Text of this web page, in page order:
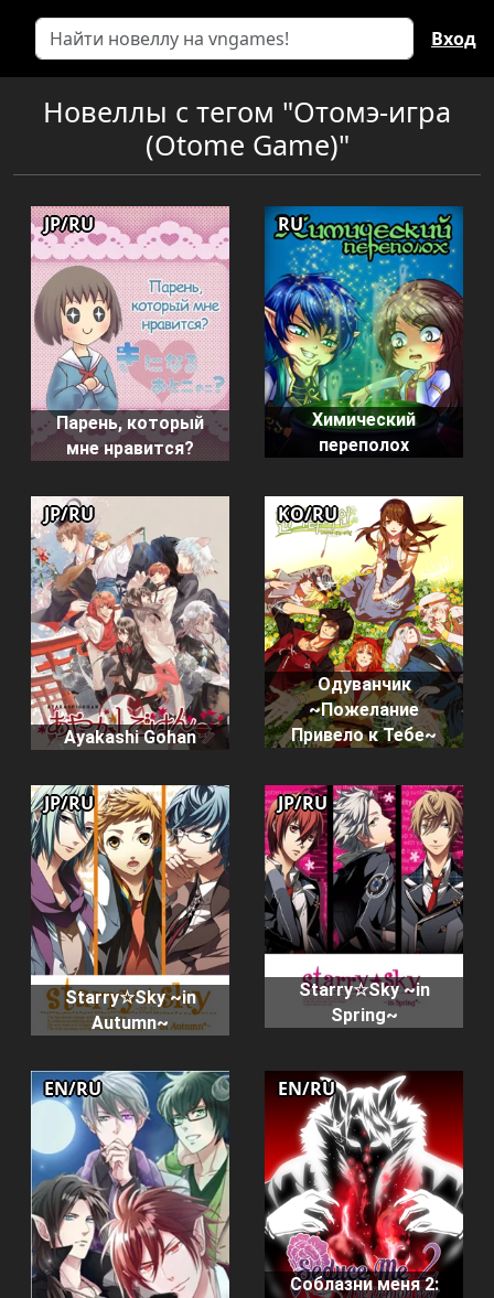
Вход
Новеллы с тегом "Отомэ-игра
(Otome Game)"
Парень, который
мне нравится?
JP/RU
Химический
переполох
RU
Ayakashi Gohan
JP/RU
Одуванчик
~Пожелание
Привело к Тебе~
KO/RU
Starry☆Sky ~in
Autumn~
JP/RU
Starry☆Sky ~in
Spring~
JP/RU
EN/RU
Соблазни меня 2:
EN/RU